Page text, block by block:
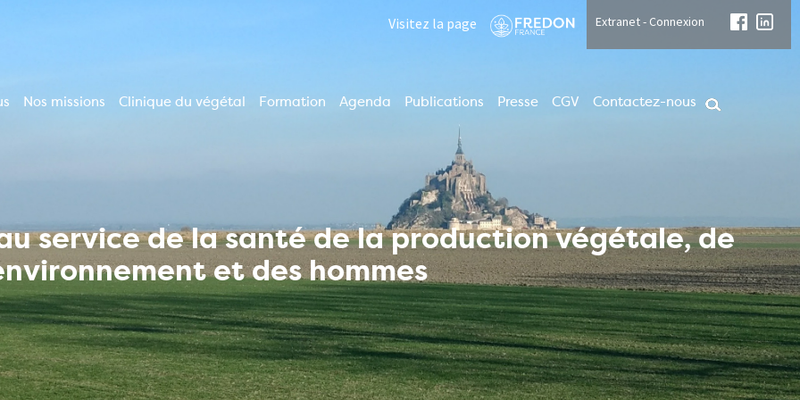
Visitez la page Extranet - Connexion
Nos missions Clinique du végétal Formation Agenda Publications Presse CGV Contactez-nous
service de la santé de la production végétale, de
et des hommes